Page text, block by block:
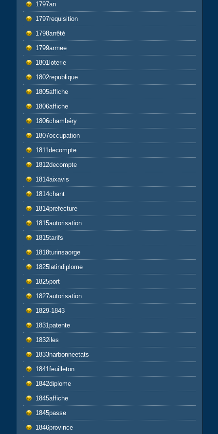
1797an
1797requisition
1798arrêté
1799armee
1801loterie
1802republique
1805affiche
1806affiche
1806chambéry
1807occupation
1811decompte
1812decompte
1814aixavis
1814chant
1814prefecture
1815autorisation
1815tarifs
1818turinsaorge
1825latindiplome
1825port
1827autorisation
1829-1843
1831patente
1832iles
1833narbonneetats
1841feuilleton
1842diplome
1845affiche
1845passe
1846province